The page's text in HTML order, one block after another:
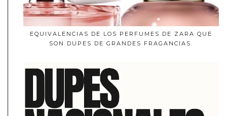
EQUIVALENCIAS DE LOS PERFUMES DE ZARA QUE
SON DUPES DE GRANDES FRAGANCIAS.